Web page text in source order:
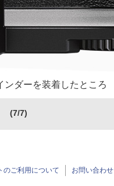
ンダーを装着したところ
(7/7)
のご利用について お問い合わせ